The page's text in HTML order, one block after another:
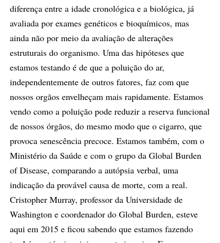
diferença entre a idade cronológica e a biológica, já
avaliada por exames genéticos e bioquímicos, mas
ainda não por meio da avaliação de alterações
estruturais do organismo. Uma das hipóteses que
estamos testando é de que a poluição do ar,
independentemente de outros fatores, faz com que
nossos orgãos envelheçam mais rapidamente. Estamos
vendo como a poluição pode reduzir a reserva funcional
de nossos órgãos, do mesmo modo que o cigarro, que
provoca senescência precoce. Estamos também, com o
Ministério da Saúde e com o grupo da Global Burden
of Disease, comparando a autópsia verbal, uma
indicação da provável causa de morte, com a real.
Cristopher Murray, professor da Universidade de
Washington e coordenador do Global Burden, esteve
aqui em 2015 e ficou sabendo que estamos fazendo